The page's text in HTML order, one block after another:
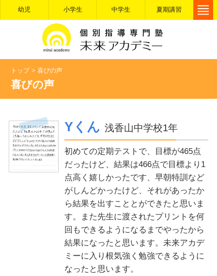
幼児 小学生 中学生 夏期講習
トップ>喜びの声
喜びの声
Yくん 浅香山中学校1年
初めての定期テストで、目標が465点
だったけど、結果は466点で目標より1
点高く嬉しかったです、早朝特訓など
がしんどかったけど、それがあったか
ら結果を出すこととができたと思いま
す。また先生に渡されたプリントを何
回もできるようになるまでやったから
結果になったと思います。未来アカデ
ミーに入り根気強く勉強できるように
なったと思います。